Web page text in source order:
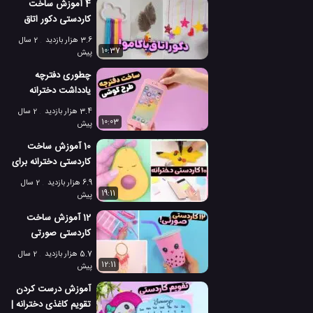
4 آموزش ساخت
کاردستی دکور اتاق
دخترانه زیبا با کاموا
3.6 هزار بازدید
2 سال
پیش
10:37
چطوری دفترچه
یادداشت دخترانه
کاردستی شکل موبایل
درست کنیم؟
3.4 هزار بازدید
2 سال
پیش
10:03
10 آموزش ساخت
کاردستی دخترانه برای
مدرسه زیبا و کیوت!
6.9 هزار بازدید
2 سال
پیش
19:11
12 آموزش ساخت
کاردستی صورتی
دخترانه برای خانه و
مدرسه!
5.7 هزار بازدید
2 سال
پیش
12:11
آموزش درست کردن
تقویم کاغذی دخترانه |